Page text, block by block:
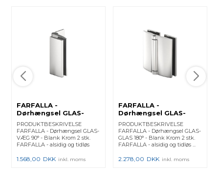
FARFALLA -
Dørhængsel GLAS-
VÆG 90° - Blank Krom
2 stk.
PRODUKTBESKRIVELSE
FARFALLA - Dørhængsel GLAS-
VÆG 90° - Blank Krom 2 stk.
FARFALLA - alsidig og tidløs
1.568,00 DKK inkl. moms
FARFALLA -
Dørhængsel GLAS-
GLAS 180° - Blank
Krom 2 stk.
PRODUKTBESKRIVELSE
FARFALLA - Dørhængsel GLAS-
GLAS 180° - Blank Krom 2 stk.
FARFALLA - alsidig og tidløs ...
2.278,00 DKK inkl. moms